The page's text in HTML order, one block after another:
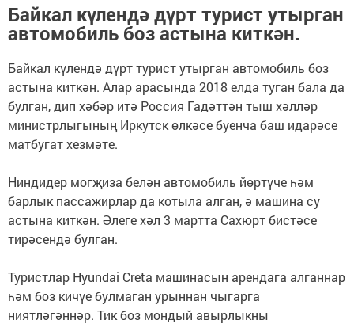
Байкал күлендә дүрт турист утырган
автомобиль боз астына киткән.
Байкал күлендә дүрт турист утырган автомобиль боз
астына киткән. Алар арасында 2018 елда туган бала да
булган, дип хәбәр итә Россия Гадәттән тыш хәлләр
министрлыгының Иркутск өлкәсе буенча баш идарәсе
матбугат хезмәте.
Ниндидер могҗиза белән автомобиль йөртүче һәм
барлык пассажирлар да котыла алган, ә машина су
астына киткән. Әлеге хәл 3 мартта Сахюрт бистәсе
тирәсендә булган.
Туристлар Hyundai Creta машинасын арендага алганнар
һәм боз кичүе булмаган урыннан чыгарга
ниятләгәннәр. Тик боз мондый авырлыкны